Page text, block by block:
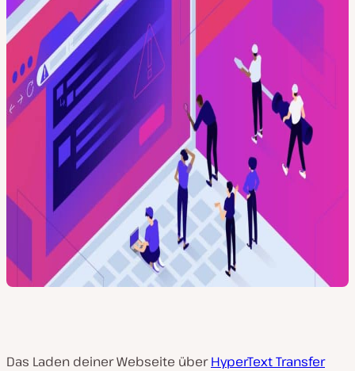
Das Laden deiner Webseite überHyperText Transfer